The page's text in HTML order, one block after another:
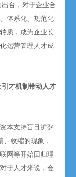
台，对于企业合
体系化、规范化
质，成为企业长
运营管理人才成
才机制带动人才
本支持盲目扩张
收缩的现象，
网等开始回归理
于人才来说，会